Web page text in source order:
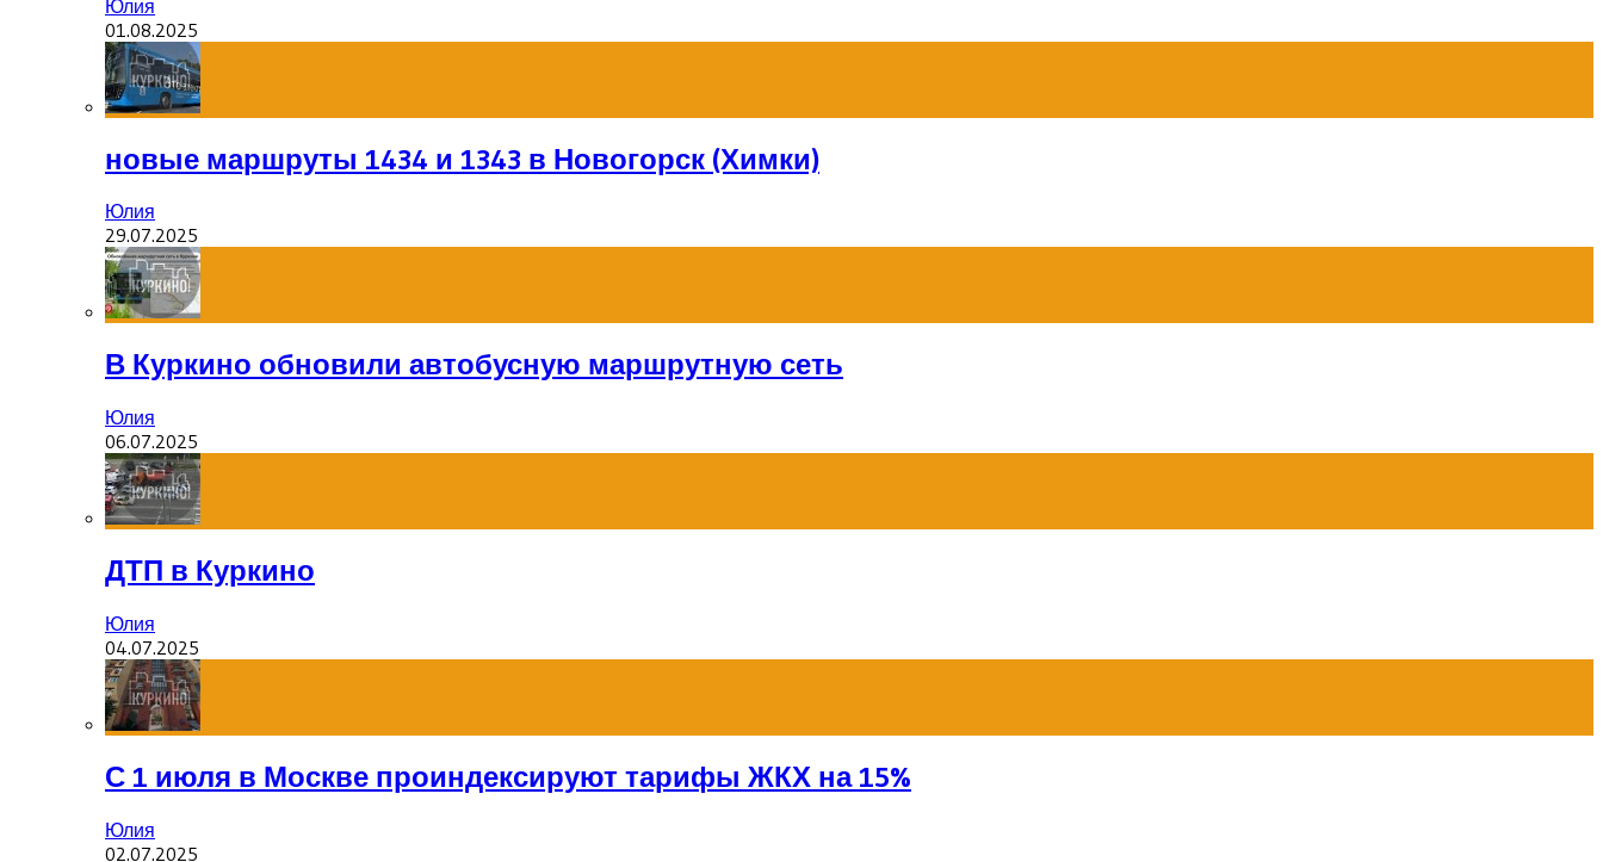
Юлия
01.08.2025
новые маршруты 1434 и 1343 в Новогорск (Химки)
Юлия
29.07.2025
В Куркино обновили автобусную маршрутную сеть
Юлия
06.07.2025
ДТП в Куркино
Юлия
04.07.2025
С 1 июля в Москве проиндексируют тарифы ЖКХ на 15%
Юлия
02.07.2025